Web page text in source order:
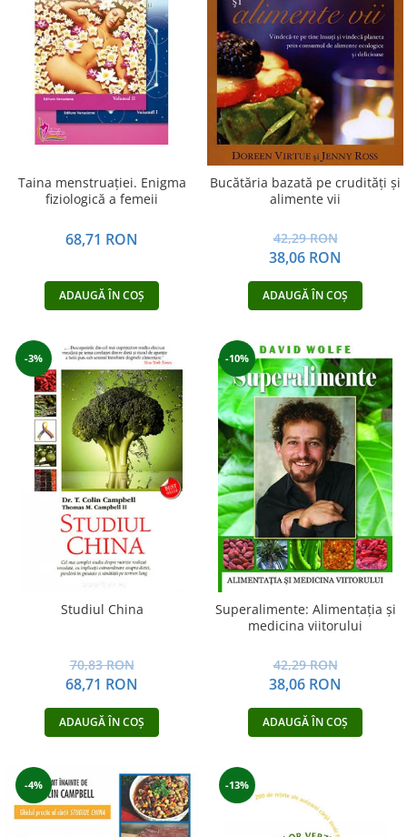
Creștinism
Vindecare
Povestiri
Relații de cuplu
Erotism
Sexualitate
Seria Masaru Emoto
Viaţa de după moarte
Cristale
Supă de pui pentru suflet
Yoga
Oracol
Spiritualitate şi ştiinţă
Fără categorie
Cunoaștere
Taina menstruației. Enigma
fiziologică a femeii
68,71 RON
ADAUGĂ ÎN COȘ
Bucătăria bazată pe crudităţi şi
alimente vii
42,29 RON
38,06 RON
ADAUGĂ ÎN COȘ
-3%
Studiul China
70,83 RON
68,71 RON
ADAUGĂ ÎN COȘ
-10%
Superalimente: Alimentaţia şi
medicina viitorului
42,29 RON
38,06 RON
ADAUGĂ ÎN COȘ
-4% -13%